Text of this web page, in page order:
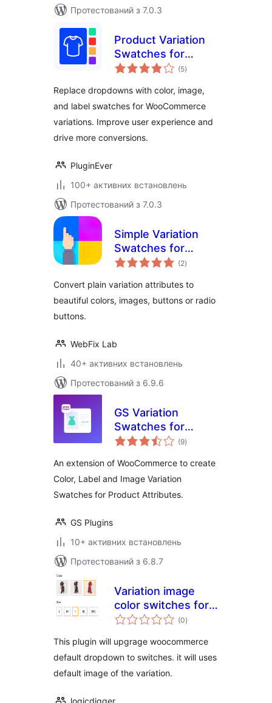
Протестований з 7.0.3
Product Variation
Swatches for
WooCommerce –
Product Attributes
with Elegant Color,
Image, and Label
Swatches
(5загальний
рейтинг
)
Replace dropdowns with color, image,
and label swatches for WooCommerce
variations. Improve user experience and
drive more conversions.
PluginEver
100+ активних встановлень
Протестований з 7.0.3
Simple Variation
Swatches for
WooCommerce
(2загальний
рейтинг
)
Convert plain variation attributes to
beautiful colors, images, buttons or radio
buttons.
WebFix Lab
40+ активних встановлень
Протестований з 6.9.6
GS Variation
Swatches for
WooCommerce
(9загальний
рейтинг
)
An extension of WooCommerce to create
Color, Label and Image Variation
Swatches for Product Attributes.
GS Plugins
10+ активних встановлень
Протестований з 6.8.7
Variation image
color switches for
woocommerce
(0загальний
рейтинг
)
This plugin will upgrage woocommerce
default dropdown to switches. it will uses
default image of the variation.
logicdigger